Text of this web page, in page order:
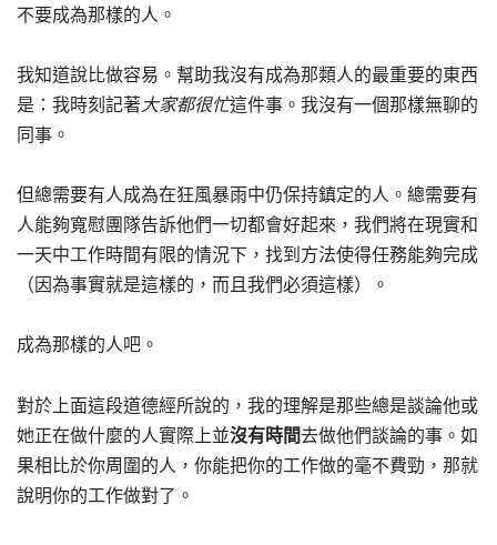
不要成為那樣的人。
我知道說比做容易。幫助我沒有成為那類人的最重要的東西
是：我時刻記著大家都很忙這件事。我沒有一個那樣無聊的
同事。
但總需要有人成為在狂風暴雨中仍保持鎮定的人。總需要有
人能夠寬慰團隊告訴他們一切都會好起來，我們將在現實和
一天中工作時間有限的情況下，找到方法使得任務能夠完成
（因為事實就是這樣的，而且我們必須這樣）。
成為那樣的人吧。
對於上面這段道德經所說的，我的理解是那些總是談論他或
她正在做什麼的人實際上並沒有時間去做他們談論的事。如
果相比於你周圍的人，你能把你的工作做的毫不費勁，那就
說明你的工作做對了。